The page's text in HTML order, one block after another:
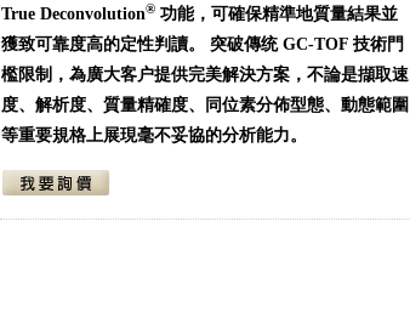
True Deconvolution® 功能，可確保精準地質量結果並
獲致可靠度高的定性判讀。 突破傳统 GC-TOF 技術門
檻限制，為廣大客户提供完美解決方案，不論是擷取速
度、解析度、質量精確度、同位素分佈型態、動態範圍
等重要規格上展現毫不妥協的分析能力。